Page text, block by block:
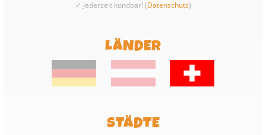
✓ Jederzeit kündbar! (Datenschutz)
LÄNDER
STÄDTE